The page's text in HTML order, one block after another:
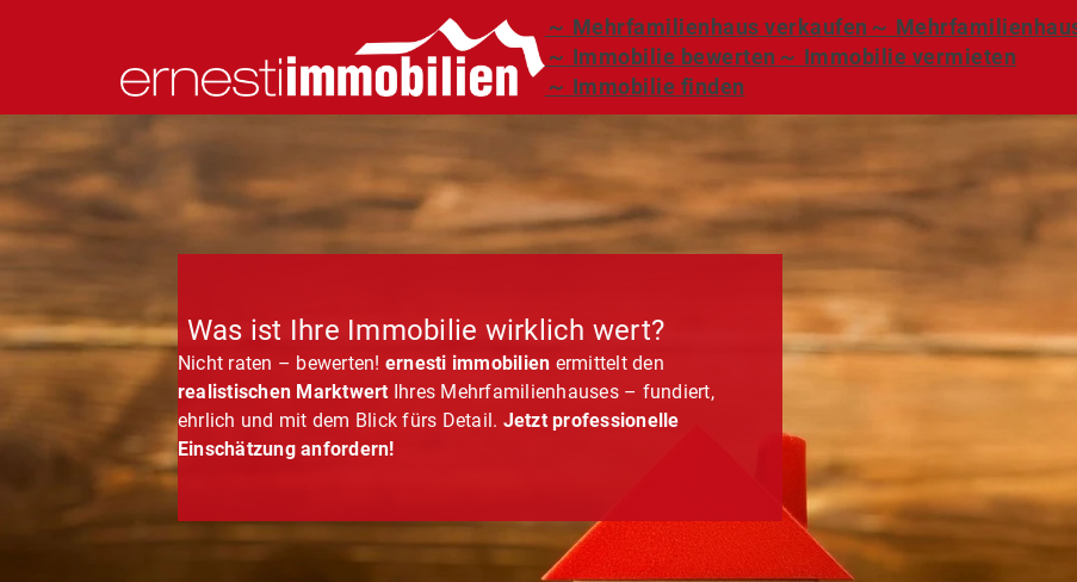
～ Mehrfamilienhaus verkaufen ～
～ Immobilie bewerten ～ Immobilie vermieten
～ Immobilie finden
Was ist Ihre Immobilie wirklich wert?
Nicht raten – bewerten! ernesti immobilien ermittelt den
realistischen Marktwert Ihres Mehrfamilienhauses – fundiert,
ehrlich und mit dem Blick fürs Detail. Jetzt professionelle
Einschätzung anfordern!